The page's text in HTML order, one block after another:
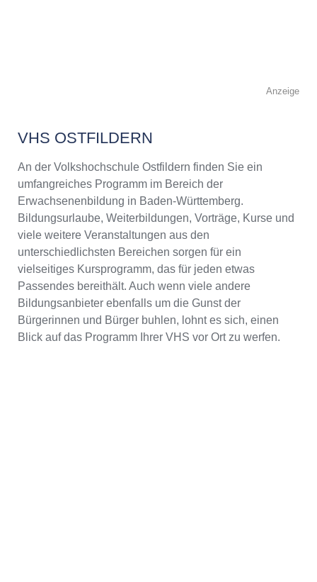
Anzeige
VHS OSTFILDERN
An der Volkshochschule Ostfildern finden Sie ein
umfangreiches Programm im Bereich der
Erwachsenenbildung in Baden-Württemberg.
Bildungsurlaube, Weiterbildungen, Vorträge, Kurse und
viele weitere Veranstaltungen aus den
unterschiedlichsten Bereichen sorgen für ein
vielseitiges Kursprogramm, das für jeden etwas
Passendes bereithält. Auch wenn viele andere
Bildungsanbieter ebenfalls um die Gunst der
Bürgerinnen und Bürger buhlen, lohnt es sich, einen
Blick auf das Programm Ihrer VHS vor Ort zu werfen.